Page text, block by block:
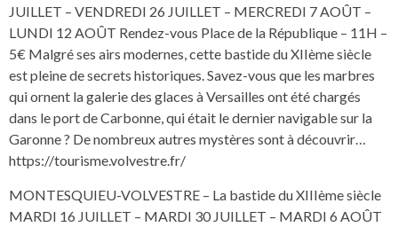
JUILLET – VENDREDI 26 JUILLET – MERCREDI 7 AOÛT –
LUNDI 12 AOÛT Rendez-vous Place de la République – 11H –
5€ Malgré ses airs modernes, cette bastide du XIIème siècle
est pleine de secrets historiques. Savez-vous que les marbres
qui ornent la galerie des glaces à Versailles ont été chargés
dans le port de Carbonne, qui était le dernier navigable sur la
Garonne ? De nombreux autres mystères sont à découvrir…
https://tourisme.volvestre.fr/
MONTESQUIEU-VOLVESTRE – La bastide du XIIIème siècle
MARDI 16 JUILLET – MARDI 30 JUILLET – MARDI 6 AOÛT